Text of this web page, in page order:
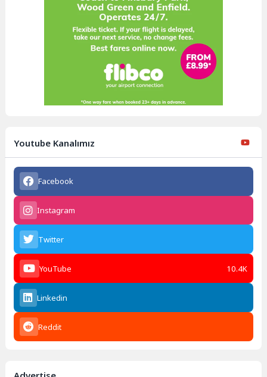
Youtube Kanalımız
Facebook
Instagram
Twitter
YouTube 10.4K
Linkedin
Reddit